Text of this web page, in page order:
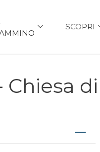
SCOPRI
Chiesa